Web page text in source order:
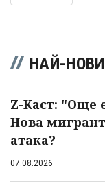
НАЙ-НОВИ
Z-Каст: "Още
Нова
атака?
07.08.2026